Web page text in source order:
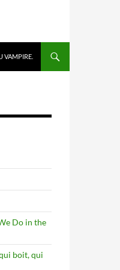
VAMPIRE.
Do in the
boit, qui